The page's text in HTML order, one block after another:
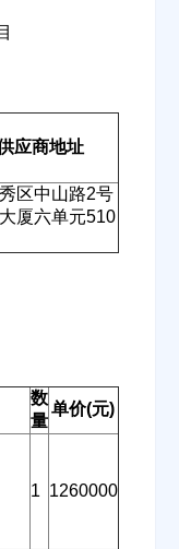
应商地址
区中山路2号
厦六单元510
数
量
单价(元)
1 1260000